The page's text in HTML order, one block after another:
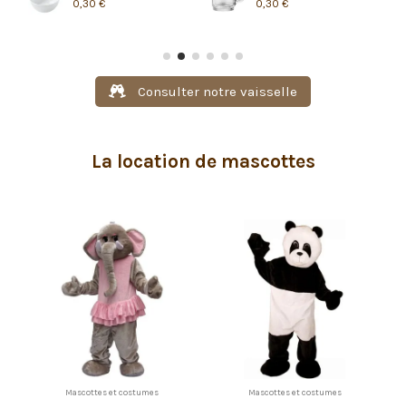
0,30 €
0,30 €
Consulter notre vaisselle
La location de mascottes
Mascottes et costumes Mascottes et costumes